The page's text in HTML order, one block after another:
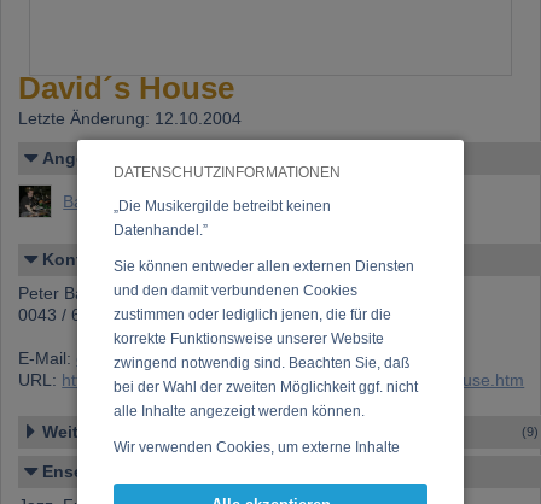
DATENSCHUTZINFORMATIONEN
„Die Musikergilde betreibt keinen
Datenhandel.”
Sie können entweder allen externen Diensten
und den damit verbundenen Cookies
zustimmen oder lediglich jenen, die für die
korrekte Funktionsweise unserer Website
zwingend notwendig sind. Beachten Sie, daß
bei der Wahl der zweiten Möglichkeit ggf. nicht
alle Inhalte angezeigt werden können.
Wir verwenden Cookies, um externe Inhalte
Funktionen für soziale Medien anbieten zu
David´s House
Letzte Änderung: 12.10.2004
Angelegt von
Bachmayer, Peter
Kontakt
Peter Bachmayer
0043 / 650 / 54 17 888
E-Mail:
office@peterbachmayer.com
URL: https://www.musikergilde.at/ensemble/David666s-House.htm
Weitere Ensembles (9)
Ensemble-Details